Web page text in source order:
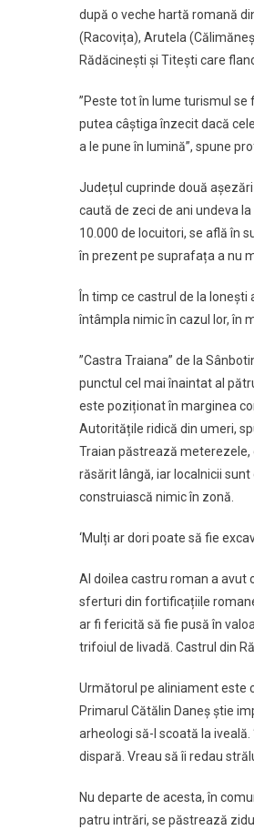
după o veche hartă romană
(Racovița), Arutela
Rădăcinești și Titești care
”Peste tot în lume turismul
putea câștiga înzecit dacă
a le pune în lumină”, spune
Județul cuprinde două
caută de zeci de ani undeva
10.000 de locuitori, se află în
în prezent pe suprafața a nu
În timp ce castrul de la
întâmpla nimic în cazul lor, în
”Castra Traiana” de la
punctul cel mai înaintat al
este poziționat în marginea
Autoritățile ridică din umeri,
Traian păstrează meterezele,
răsărit lângă, iar localnicii
construiască nimic în zonă.
‘Mulți ar dori poate să fie
Al doilea castru roman a avut
sferturi din fortificațiile
ar fi fericită să fie pusă în
trifoiul de livadă. Castrul din
Următorul pe aliniament este
Primarul Cătălin Daneș știe
arheologi să-l scoată la
dispară. Vreau să îi redau
Nu departe de acesta, în
patru intrări, se păstrează